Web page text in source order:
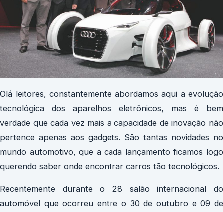
Olá leitores, constantemente abordamos aqui a evolução
tecnológica dos aparelhos eletrônicos, mas é bem
verdade que cada vez mais a capacidade de inovação não
pertence apenas aos gadgets. São tantas novidades no
mundo automotivo, que a cada lançamento ficamos logo
querendo saber onde encontrar carros tão tecnológicos.
Recentemente durante o 28 salão internacional do
automóvel que ocorreu entre o 30 de outubro e 09 de